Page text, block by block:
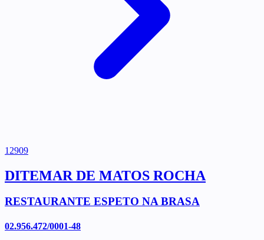
12909
DITEMAR DE MATOS ROCHA
RESTAURANTE ESPETO NA BRASA
02.956.472/0001-48